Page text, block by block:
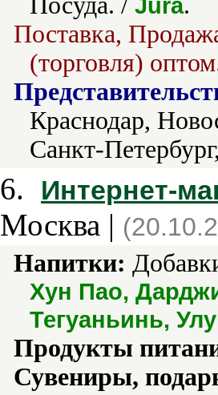
Поставка,
(торговля)
Краснодар,
Санкт-
6. Интернет-
Москва |
Напитки:
Хун Пао,
Тегуаньинь,
Продукты
Сувениры,